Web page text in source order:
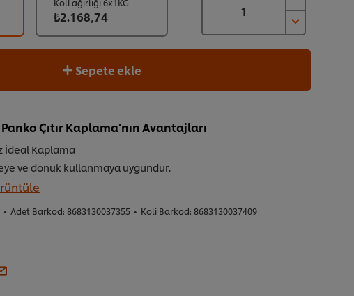
Koli ağırlığı 6x1KG
₺2.168,74
Sepete ekle
Çıtır Kaplama’nın Avantajları
İdeal Kaplama
ve donuk kullanmaya uygundur.
• Adet Barkod: 8683130037355 • Koli Barkod: 8683130037409